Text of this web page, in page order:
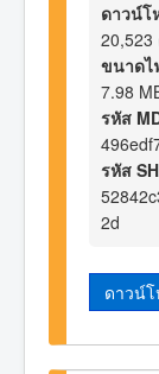
ดาวน์โ
20,523
ขนาดไ
7.98
รหัส
รหัส
2d
ดาวน์โ